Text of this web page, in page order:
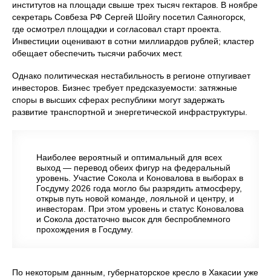
институтов на площади свыше трех тысяч гектаров. В ноябре
секретарь Совбеза РФ Сергей Шойгу посетил Саяногорск,
где осмотрел площадки и согласовал старт проекта.
Инвестиции оценивают в сотни миллиардов рублей; кластер
обещает обеспечить тысячи рабочих мест.
Однако политическая нестабильность в регионе отпугивает
инвесторов. Бизнес требует предсказуемости: затяжные
споры в высших сферах республики могут задержать
развитие транспортной и энергетической инфраструктуры.
Наиболее вероятный и оптимальный для всех
выход — перевод обеих фигур на федеральный
уровень. Участие Сокола и Коновалова в выборах в
Госдуму 2026 года могло бы разрядить атмосферу,
открыв путь новой команде, лояльной и центру, и
инвесторам. При этом уровень и статус Коновалова
и Сокола достаточно высок для беспроблемного
прохождения в Госдуму.
По некоторым данным, губернаторское кресло в Хакасии уже